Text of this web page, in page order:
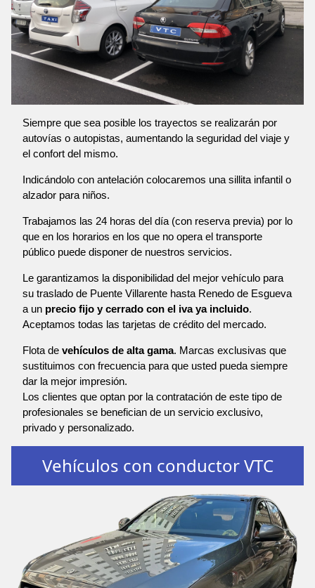
Siempre que sea posible los trayectos se realizarán por
autovías o autopistas, aumentando la seguridad del viaje y
el confort del mismo.
Indicándolo con antelación colocaremos una sillita infantil o
alzador para niños.
Trabajamos las 24 horas del día (con reserva previa) por lo
que en los horarios en los que no opera el transporte
público puede disponer de nuestros servicios.
Le garantizamos la disponibilidad del mejor vehículo para
su traslado de Puente Villarente hasta Renedo de Esgueva
a un precio fijo y cerrado con el iva ya incluido.
Aceptamos todas las tarjetas de crédito del mercado.
Flota de vehículos de alta gama. Marcas exclusivas que
sustituimos con frecuencia para que usted pueda siempre
dar la mejor impresión.
Los clientes que optan por la contratación de este tipo de
profesionales se benefician de un servicio exclusivo,
privado y personalizado.
Vehículos con conductor VTC